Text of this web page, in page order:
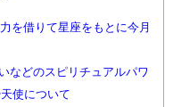
を借りて星座をもとに今月
などのスピリチュアルパワ
使について